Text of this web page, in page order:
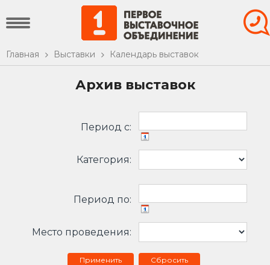
Главная Выставки Календарь выставок
Архив выставок
Период c:
Категория:
Период по:
Место проведения:
Сбросить